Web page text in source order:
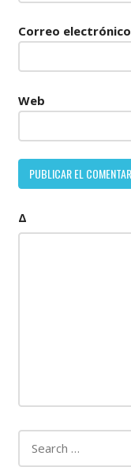
Correo electrónico
Web
Δ